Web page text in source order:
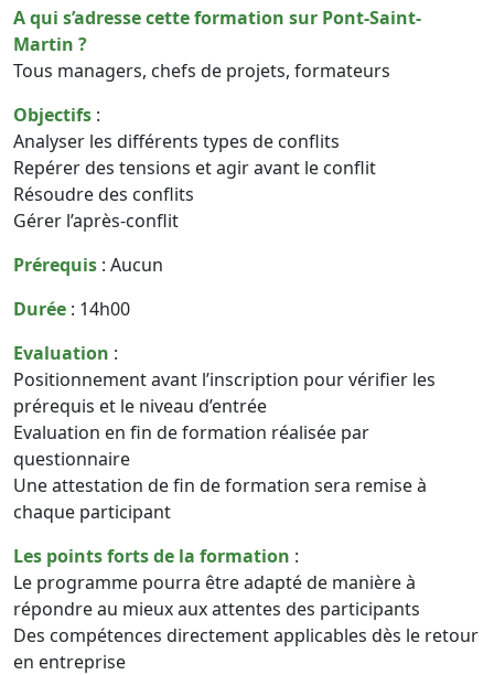
A qui s’adresse cette formation sur Pont-Saint-
Martin ?
Tous managers, chefs de projets, formateurs
Objectifs :
Analyser les différents types de conflits
Repérer des tensions et agir avant le conflit
Résoudre des conflits
Gérer l’après-conflit
Prérequis : Aucun
Durée : 14h00
Evaluation :
Positionnement avant l’inscription pour vérifier les
prérequis et le niveau d’entrée
Evaluation en fin de formation réalisée par
questionnaire
Une attestation de fin de formation sera remise à
chaque participant
Les points forts de la formation :
Le programme pourra être adapté de manière à
répondre au mieux aux attentes des participants
Des compétences directement applicables dès le retour
en entreprise